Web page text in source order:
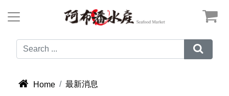


 Home 最新消息